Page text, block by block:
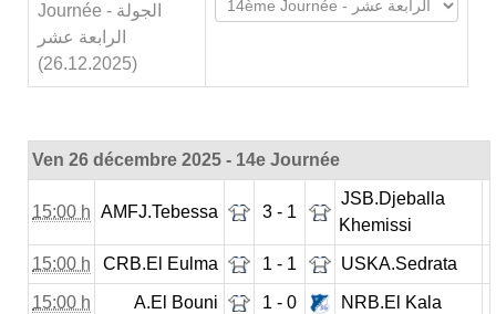
Journée - الجولة
الرابعة عشر
(26.12.2025)
Ven 26 décembre 2025 - 14e Journée
15:00 h AMFJ.Tebessa 3 - 1
JSB.Djeballa
Khemissi
15:00 h CRB.El Eulma 1 - 1 USKA.Sedrata
15:00 h A.El Bouni 1 - 0 NRB.El Kala